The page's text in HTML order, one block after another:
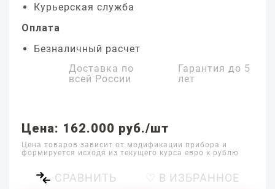
Курьерская служба
Оплата
Безналичный расчет
Доставка по
всей России
Гарантия до 5
лет
Цена: 162.000 руб./шт
Цена товаров зависит от модификации прибора и
формируется исходя из текущего курса евро к рублю
СРАВНИТЬ ♡ В ИЗБРАННОЕ